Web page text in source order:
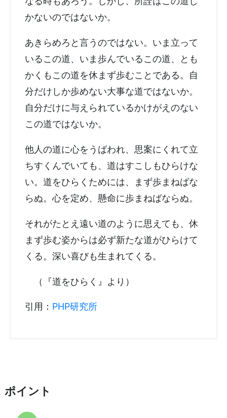
かないのではないか。
あきらめろと言うのではない。いま立って
いるこの道、いま歩んでいるこの道、とも
かくもこの道を休まず歩むことである。自
分だけしか歩めない大事な道ではないか。
自分だけに与えられているかけがえのない
この道ではないか。
他人の道に心をうばわれ、思案にくれて立
ちすくんでいても、道はすこしもひらけな
い。道をひらくためには、まず歩まねばな
らぬ。心を定め、懸命に歩まねばならぬ。
それがたとえ遠い道のように思えても、休
まず歩む姿からは必ず新たな道がひらけて
くる。深い喜びも生まれてくる。
（『道をひらく』より）
引用： PHP研究所
ポイント